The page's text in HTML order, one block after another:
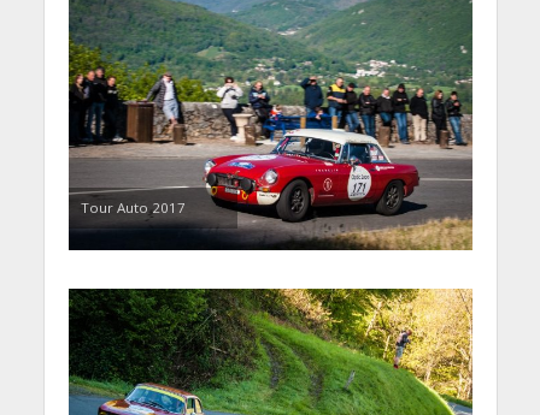
Tour Auto 2017